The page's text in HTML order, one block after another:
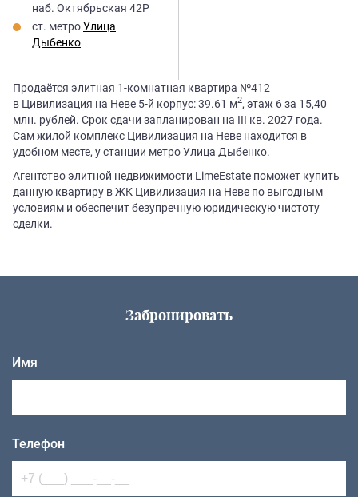
наб. Октябрьская 42Р
ст. метроУлица
Дыбенко
Продаётся элитная 1-комнатная квартира №412
в Цивилизация на Неве 5-й корпус: 39.61 м2, этаж 6 за 15,40
млн. рублей. Срок сдачи запланирован на III кв. 2027 года.
Сам жилой комплекс Цивилизация на Неве находится в
удобном месте, у станции метро Улица Дыбенко.
Агентство элитной недвижимости LimeEstate поможет купить
данную квартиру в ЖК Цивилизация на Неве по выгодным
условиям и обеспечит безупречную юридическую чистоту
сделки.
Забронировать
Имя
Телефон